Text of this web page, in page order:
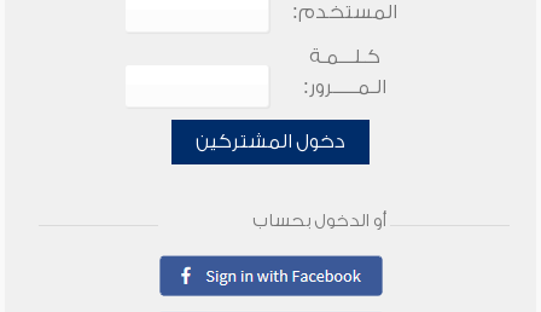
المستخدم:
كـلـــمـة
الـمـــــرور:
دخول المشتركين
أو الدخول بحساب